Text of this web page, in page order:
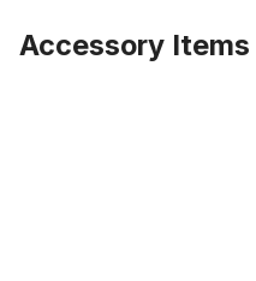
Accessory Items